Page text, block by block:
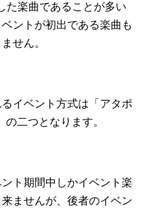
た楽曲であることが多い
ントが初出である楽曲も
せん。
イベント方式は「アタポ
二つとなります。
ト期間中しかイベント楽
ませんが、後者のイベン